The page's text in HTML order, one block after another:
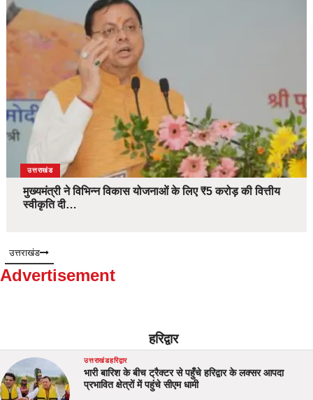
उत्तराखंड
मुख्यमंत्री ने विभिन्न विकास योजनाओं के लिए ₹5 करोड़ की वित्तीय
स्वीकृति दी…
उत्तराखंड
Advertisement
हरिद्वार
उत्तराखंडहरिद्वार
भारी बारिश के बीच ट्रैक्टर से पहुँचे हरिद्वार के लक्सर आपदा
प्रभावित क्षेत्रों में पहुंचे सीएम धामी